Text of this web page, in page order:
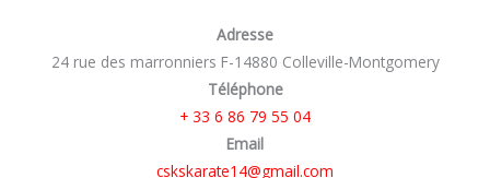
Adresse
24 rue des marronniers F-14880 Colleville-Montgomery
Téléphone
+ 33 6 86 79 55 04
Email
cskskarate14@gmail.com